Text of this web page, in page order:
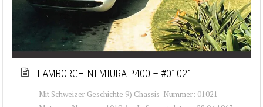
LAMBORGHINI MIURA P400 – #01021
Mit Schweizer Geschichte 9) Chassis-Nummer: 01021